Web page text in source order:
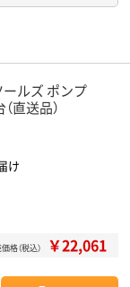
ルズ ポンプ
直送品）
け
格（税込） ￥22,061